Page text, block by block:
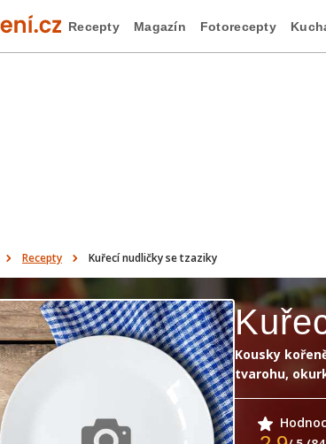
Recepty Magazín Fotorecepty
Recepty Kuřecí nudličky se tzaziky
Kousky
tvarohu,